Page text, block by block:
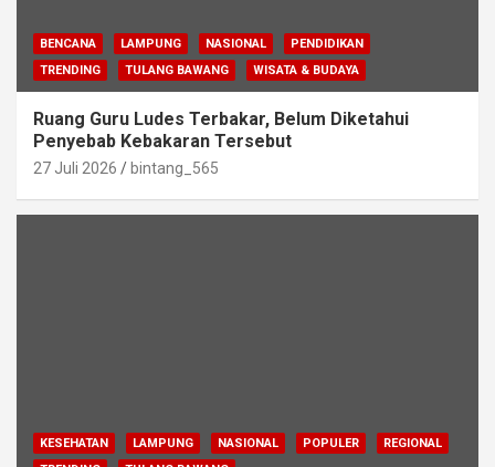
BENCANA LAMPUNG NASIONAL
PENDIDIKAN
TRENDING
TULANG BAWANG WISATA & BUDAYA
Ruang Guru Ludes Terbakar, Belum Diketahui
Penyebab Kebakaran Tersebut
27 Juli 2026 bintang_565
KESEHATAN LAMPUNG NASIONAL POPULER
REGIONAL